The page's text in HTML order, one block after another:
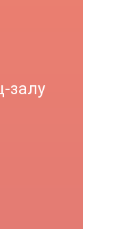
залу